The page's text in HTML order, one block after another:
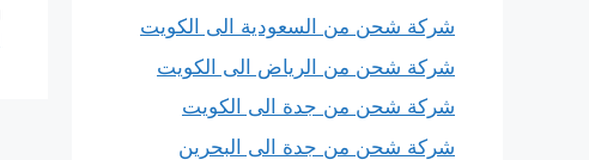
شركة شحن من السعودية الى الكويت
شركة شحن من الرياض الى الكويت
شركة شحن من جدة الى الكويت
شركة شحن من جدة الى البحرين